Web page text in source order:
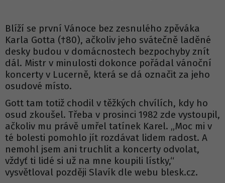
Blíží se první Vánoce bez zesnulého zpěváka
Karla Gotta (†80), ačkoliv jeho svátečně laděné
desky budou v domácnostech bezpochyby znít
dál. Mistr v minulosti dokonce pořádal vánoční
koncerty v Lucerně, která se dá označit za jeho
osudové místo.
Gott tam totiž chodil v těžkých chvílích, kdy ho
osud zkoušel. Třeba v prosinci 1982 zde vystoupil,
ačkoliv mu právě umřel tatínek Karel. „Moc mi v
té bolesti pomohlo jít rozdávat lidem radost. A
nemohl jsem ani truchlit a koncerty odvolat,
vždyť ti lidé si už na mne koupili lístky,“
vysvětloval později Slavík dle webu blesk.cz.